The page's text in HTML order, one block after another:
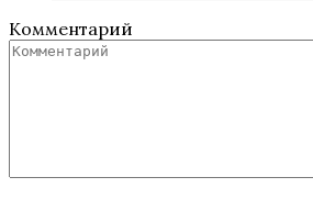
Комментарий